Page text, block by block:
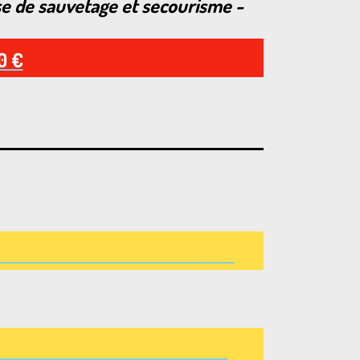
de sauvetage et secourisme -
€
ans :
ans :